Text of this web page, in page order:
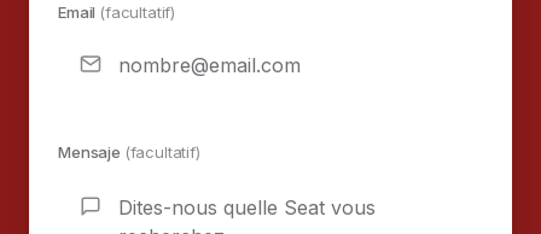
Email (facultatif)
Mensaje (facultatif)